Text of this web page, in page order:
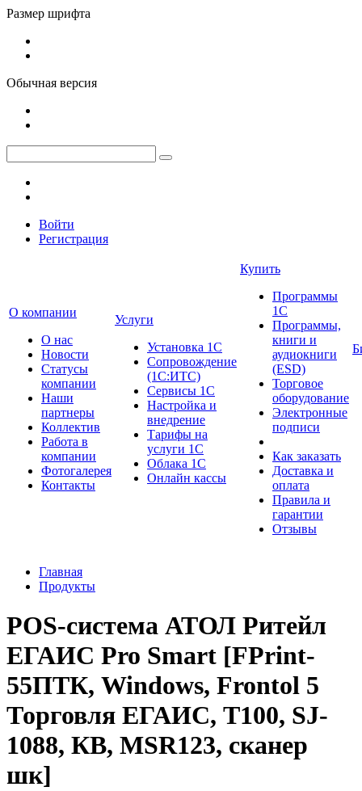
Размер шрифта
Обычная версия
Войти
Регистрация
О компании
О нас
Новости
Cтатусы
компании
Наши
партнеры
Коллектив
Работа в
компании
Фотогалерея
Контакты
Услуги
Установка 1С
Сопровождение
(1С:ИТС)
Сервисы 1С
Настройка и
внедрение
Тарифы на
услуги 1С
Облака 1С
Онлайн кассы
Купить
Программы
1С
Программы,
книги и
аудиокниги
(ESD)
Торговое
оборудование
Электронные
подписи
Как заказать
Доставка и
оплата
Правила и
гарантии
Отзывы
Главная
Продукты
POS-система АТОЛ Ритейл
ЕГАИС Pro Smart [FPrint-
55ПТК, Windows, Frontol 5
Торговля ЕГАИС, T100, SJ-
1088, КВ, MSR123, сканер
шк]